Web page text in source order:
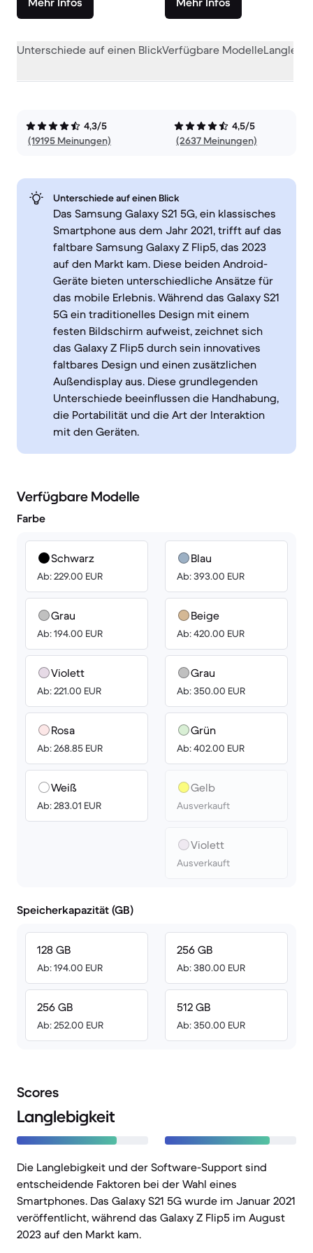
Unterschiede auf einen BlickVerfügbare Modelle
4,3/5
(19195 Meinungen)
4,5/5
(2637 Meinungen)
Unterschiede auf einen Blick
Das Samsung Galaxy S21 5G, ein klassisches
Smartphone aus dem Jahr 2021, trifft auf das
faltbare Samsung Galaxy Z Flip5, das 2023
auf den Markt kam. Diese beiden Android-
Geräte bieten unterschiedliche Ansätze für
das mobile Erlebnis. Während das Galaxy S21
5G ein traditionelles Design mit einem
festen Bildschirm aufweist, zeichnet sich
das Galaxy Z Flip5 durch sein innovatives
faltbares Design und einen zusätzlichen
Außendisplay aus. Diese grundlegenden
Unterschiede beeinflussen die Handhabung,
die Portabilität und die Art der Interaktion
mit den Geräten.
Verfügbare Modelle
Farbe
Schwarz
Ab: 229.00 EUR
Grau
Ab: 194.00 EUR
Violett
Ab: 221.00 EUR
Rosa
Ab: 268.85 EUR
Weiß
Ab: 283.01 EUR
Blau
Ab: 393.00 EUR
Beige
Ab: 420.00 EUR
Grau
Ab: 350.00 EUR
Grün
Ab: 402.00 EUR
Gelb
Ausverkauft
Violett
Ausverkauft
Speicherkapazität (GB)
128 GB
Ab: 194.00 EUR
256 GB
Ab: 252.00 EUR
256 GB
Ab: 380.00 EUR
512 GB
Ab: 350.00 EUR
Scores
Langlebigkeit
Die Langlebigkeit und der Software-Support sind
entscheidende Faktoren bei der Wahl eines
Smartphones. Das Galaxy S21 5G wurde im Januar 2021
veröffentlicht, während das Galaxy Z Flip5 im August
2023 auf den Markt kam.